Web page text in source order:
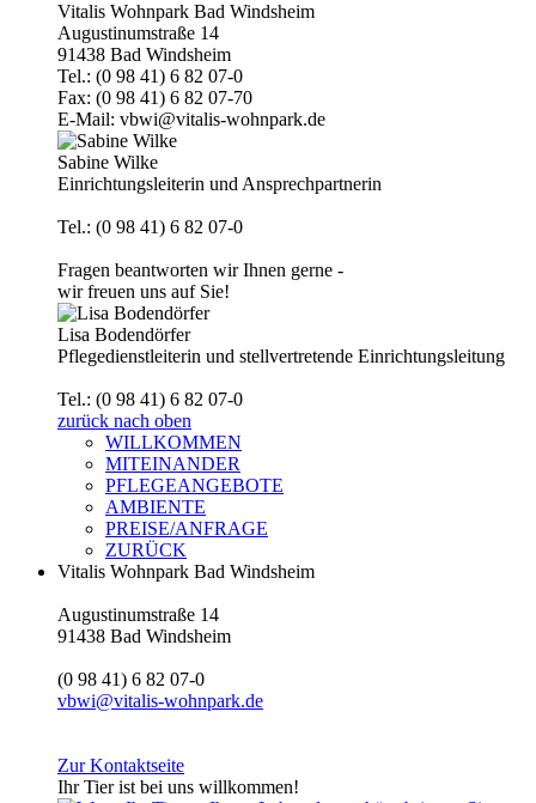
Vitalis Wohnpark Bad Windsheim
Augustinumstraße 14
91438 Bad Windsheim
Tel.: (0 98 41) 6 82 07-0
Fax: (0 98 41) 6 82 07-70
E-Mail: vbwi@vitalis-wohnpark.de
Sabine Wilke
Einrichtungsleiterin und Ansprechpartnerin
Tel.: (0 98 41) 6 82 07-0
Fragen beantworten wir Ihnen gerne -
wir freuen uns auf Sie!
Lisa Bodendörfer
Pflegedienstleiterin und stellvertretende Einrichtungsleitung
Tel.: (0 98 41) 6 82 07-0
zurück nach oben
WILLKOMMEN
MITEINANDER
PFLEGEANGEBOTE
AMBIENTE
PREISE/ANFRAGE
ZURÜCK
Vitalis Wohnpark Bad Windsheim
Augustinumstraße 14
91438 Bad Windsheim
(0 98 41) 6 82 07-0
vbwi@vitalis-wohnpark.de
Zur Kontaktseite
Ihr Tier ist bei uns willkommen!